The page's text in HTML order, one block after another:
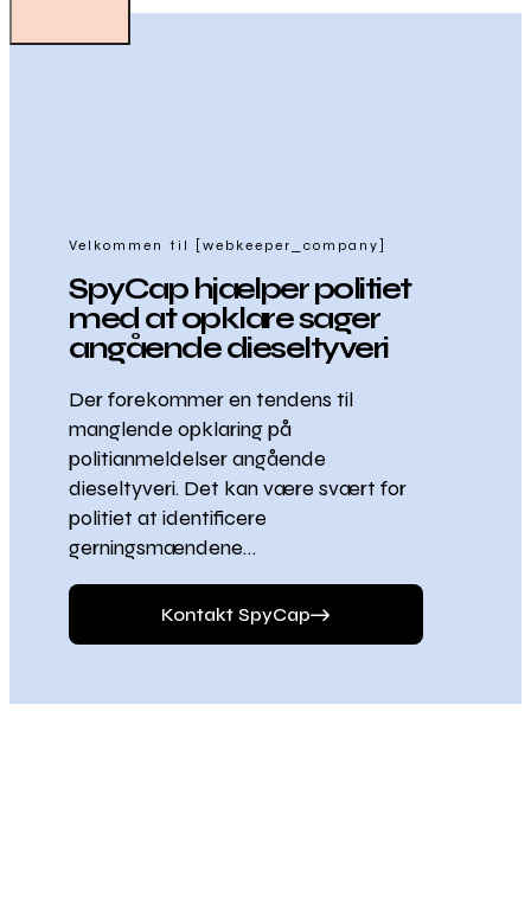
Velkommen til [webkeeper_company]
SpyCap hjælper politiet
med at opklare sager
angående dieseltyveri
Der forekommer en tendens til
manglende opklaring på
politianmeldelser angående
dieseltyveri. Det kan være svært for
politiet at identificere
gerningsmændene…
Kontakt SpyCap